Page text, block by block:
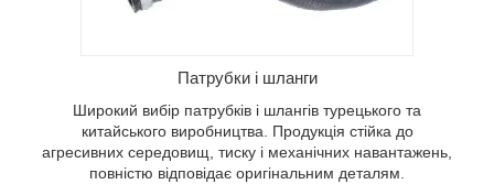
Патрубки і шланги
Широкий вибір патрубків і шлангів турецького та
китайського виробництва. Продукція стійка до
агресивних середовищ, тиску і механічних навантажень,
повністю відповідає оригінальним деталям.